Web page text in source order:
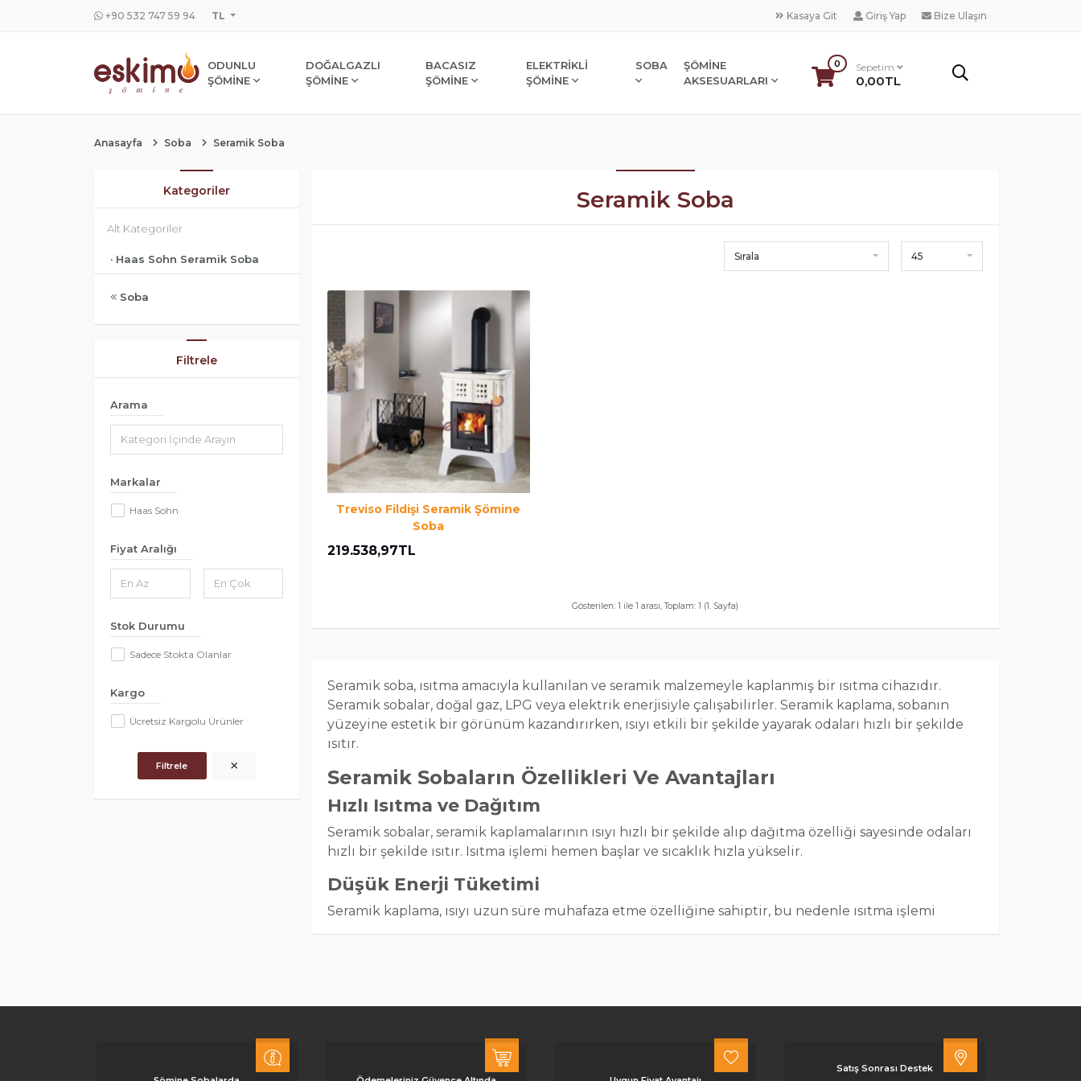
+90 532 747 59 94 TL Kasaya Git Giriş Yap Bize Ulaşın
ODUNLU
ŞÖMİNE
DOĞALGAZLI
ŞÖMİNE
BACASIZ
ŞÖMİNE
ELEKTRİKLİ
ŞÖMİNE
SOBA
ŞÖMİNE
AKSESUARLARI
0 Sepetim
0,00TL
Anasayfa Soba Seramik Soba
Kategoriler
Alt Kategoriler
· Haas Sohn Seramik Soba
Soba
Filtrele
Arama
Markalar
Haas Sohn
Fiyat Aralığı
Stok Durumu
Sadece Stokta Olanlar
Kargo
Ücretsiz Kargolu Ürünler
Filtrele
Seramik Soba
Sırala 45
Treviso Fildişi Seramik Şömine
Soba
219.538,97TL
Gösterilen: 1 ile 1 arası, Toplam: 1 (1. Sayfa)
Seramik soba, ısıtma amacıyla kullanılan ve seramik malzemeyle kaplanmış bir ısıtma cihazıdır.
Seramik sobalar, doğal gaz, LPG veya elektrik enerjisiyle çalışabilirler. Seramik kaplama, sobanın
yüzeyine estetik bir görünüm kazandırırken, ısıyı etkili bir şekilde yayarak odaları hızlı bir şekilde
ısıtır.
Seramik Sobaların Özellikleri Ve Avantajları
Hızlı Isıtma ve Dağıtım
Seramik sobalar, seramik kaplamalarının ısıyı hızlı bir şekilde alıp dağıtma özelliği sayesinde odaları
hızlı bir şekilde ısıtır. Isıtma işlemi hemen başlar ve sıcaklık hızla yükselir.
Düşük Enerji Tüketimi
Seramik kaplama, ısıyı uzun süre muhafaza etme özelliğine sahiptir, bu nedenle ısıtma işlemi
Seramik kaplama, sobalara estetik bir görünüm kazandırır ve iç mekanlara şıklık katarken
Satış Sonrası Destek